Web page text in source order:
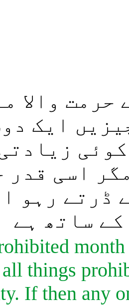
والا
ایک
اسی قدر
ڈرتے رہو
ساتھ ہے
things
If then any